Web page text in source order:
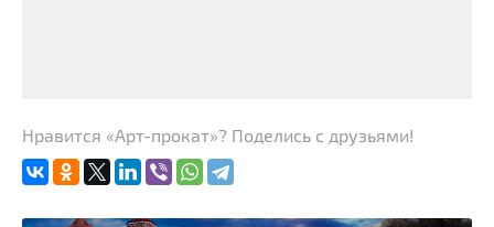
Нравится «Арт-прокат»? Поделись с друзьями!